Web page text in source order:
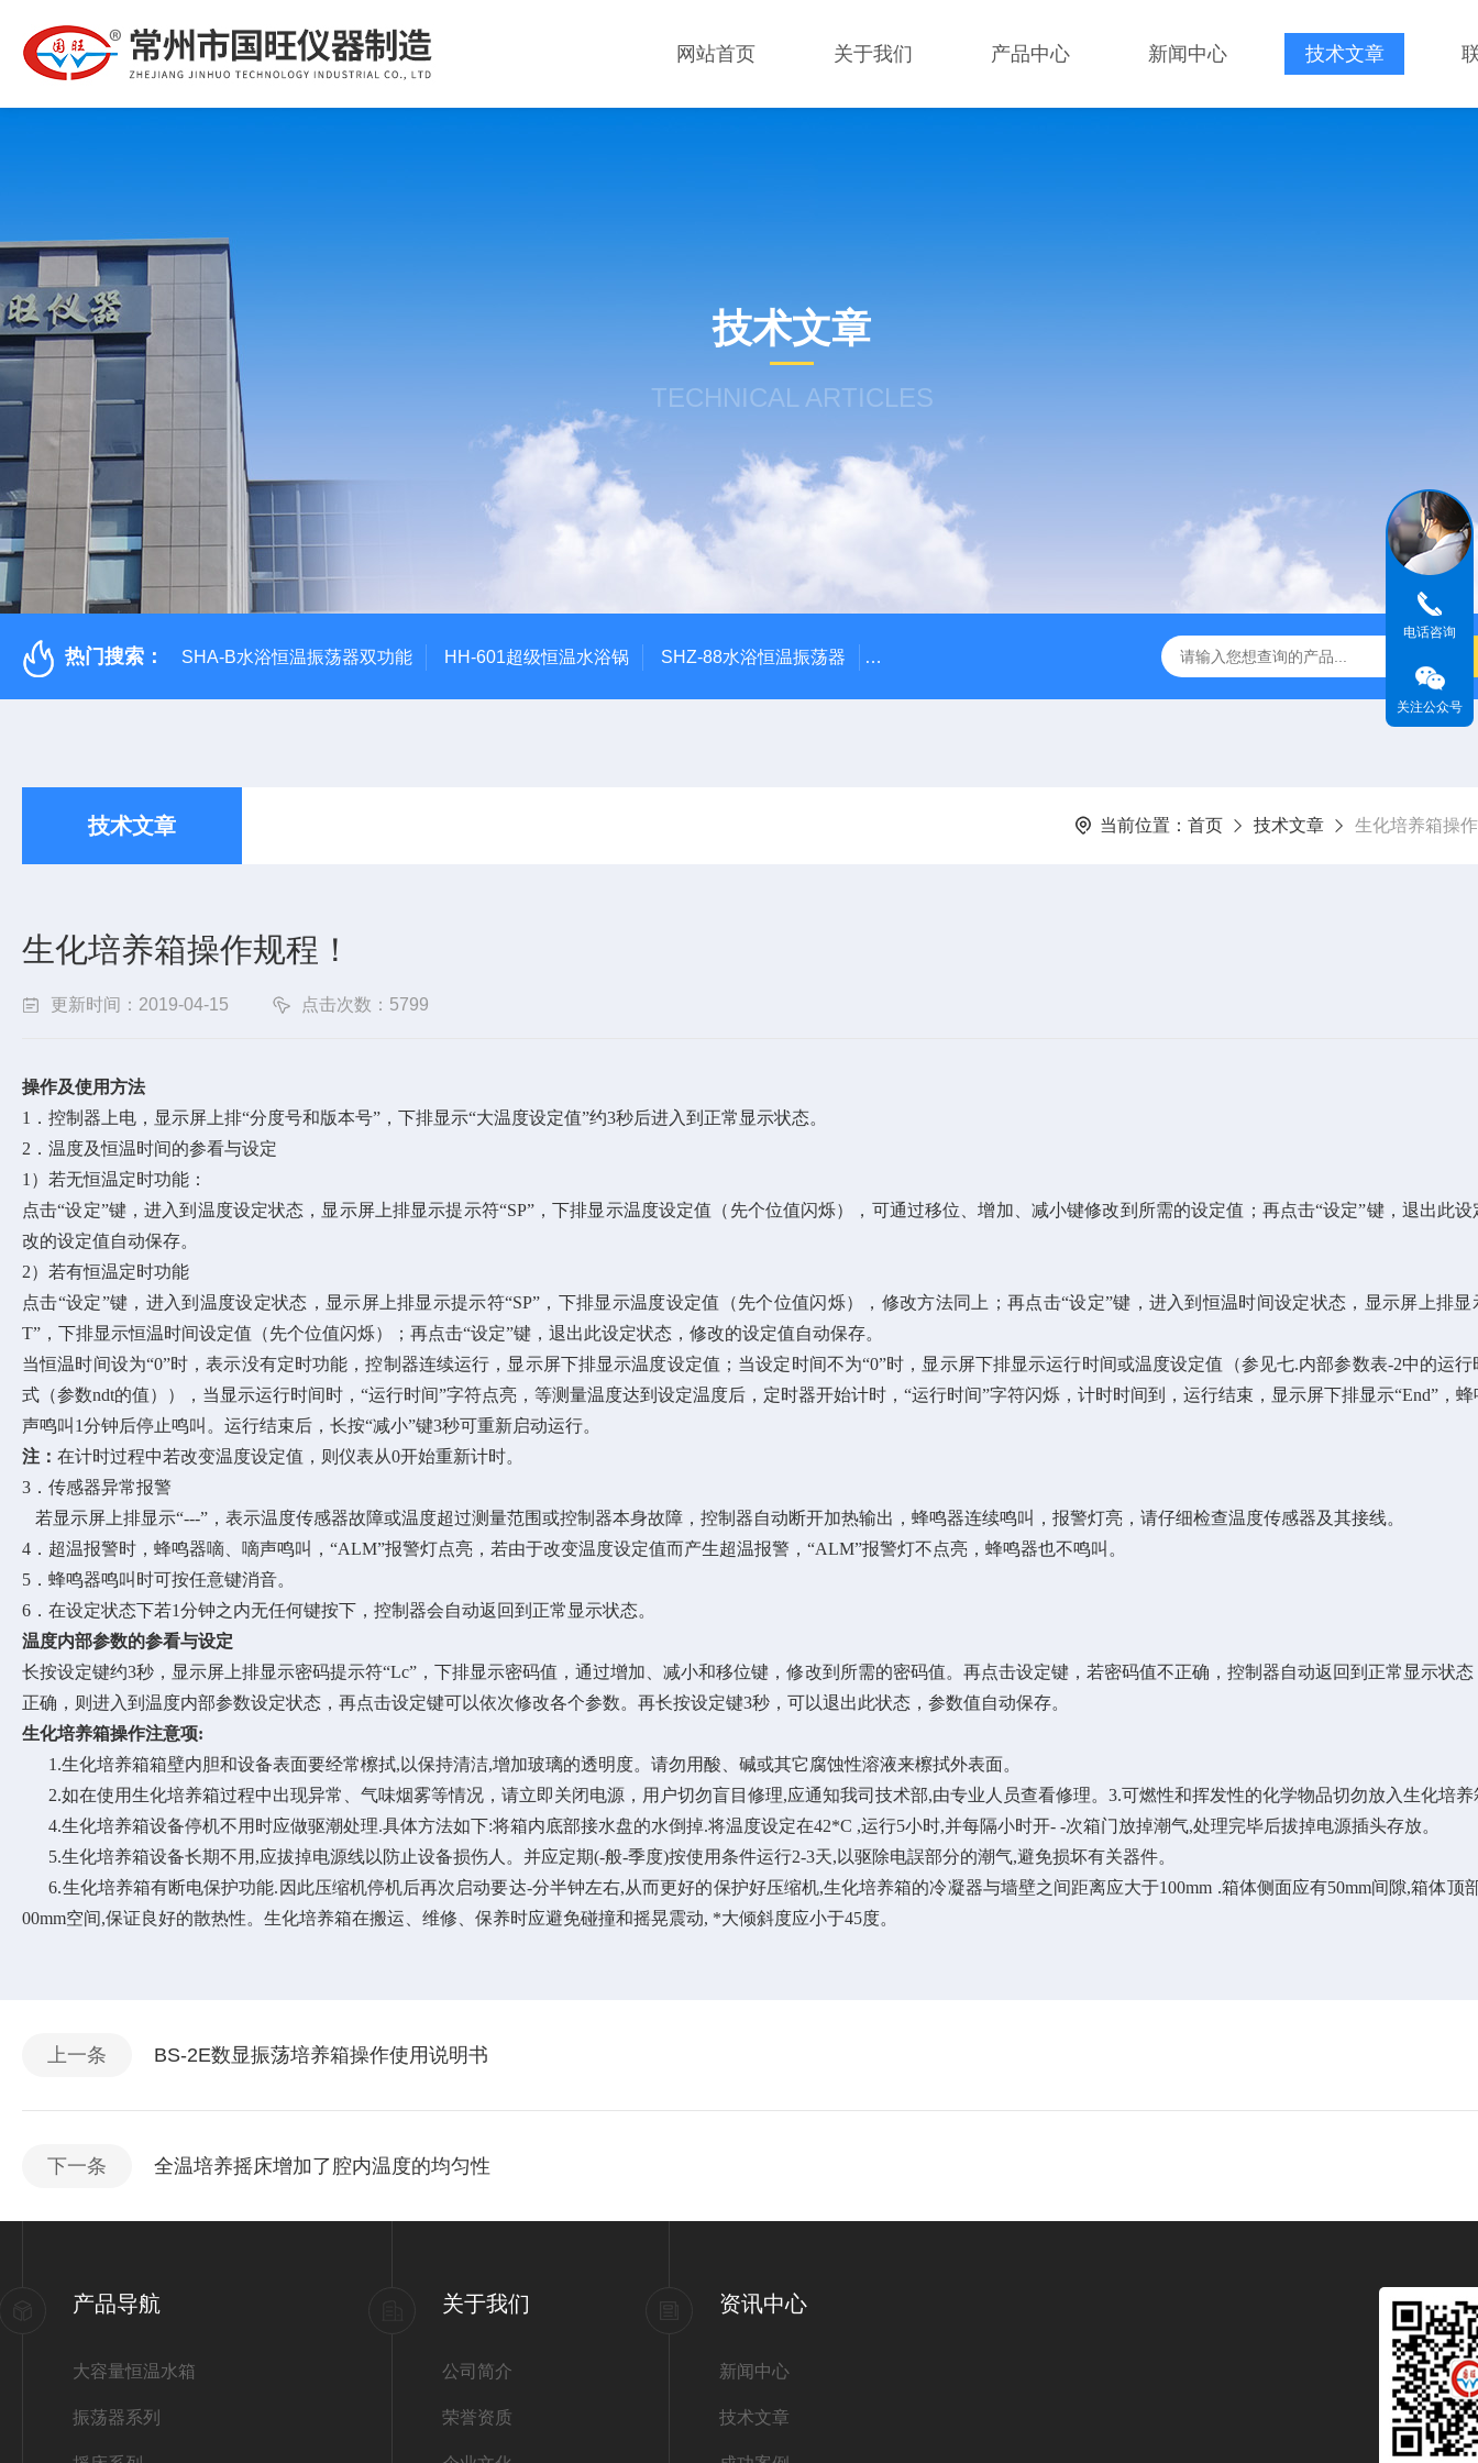
网站首页 关于我们 产品中心 新闻中心 技术文章
技术文章
TECHNICAL ARTICLES
热门搜索： SHA-B水浴恒温振荡器双功能 HH-601超级恒温水浴锅 SHZ-88水浴恒温振荡器 HZQ-2水浴全温振荡器 THZ-82A气浴恒温振荡器价格
技术文章 当前位置： 首页 技术文章 生化培养箱操
生化培养箱操作规程！
更新时间：2019-04-15 点击次数：5799
操作及使用方法
1．控制器上电，显示屏上排“分度号和版本号”，下排显示“大温度设定值”约3秒后进入到正常显示状态。
2．温度及恒温时间的参看与设定
1）若无恒温定时功能：
点击“设定”键，进入到温度设定状态，显示屏上排显示提示符“SP”，下排显示温度设定值（先个位值闪烁），可通过移位、增加、减小键修改到所需的设定值；再点击“设定”键，退出此
改的设定值自动保存。
2）若有恒温定时功能
点击“设定”键，进入到温度设定状态，显示屏上排显示提示符“SP”，下排显示温度设定值（先个位值闪烁），修改方法同上；再点击“设定”键，进入到恒温时间设定状态，显示屏上排显
T”，下排显示恒温时间设定值（先个位值闪烁）；再点击“设定”键，退出此设定状态，修改的设定值自动保存。
当恒温时间设为“0”时，表示没有定时功能，控制器连续运行，显示屏下排显示温度设定值；当设定时间不为“0”时，显示屏下排显示运行时间或温度设定值（参见七.内部参数表-2中的运
式（参数ndt的值）），当显示运行时间时，“运行时间”字符点亮，等测量温度达到设定温度后，定时器开始计时，“运行时间”字符闪烁，计时时间到，运行结束，显示屏下排显示“End”，
声鸣叫1分钟后停止鸣叫。运行结束后，长按“减小”键3秒可重新启动运行。
注： 在计时过程中若改变温度设定值，则仪表从0开始重新计时。
3．传感器异常报警
若显示屏上排显示“---”，表示温度传感器故障或温度超过测量范围或控制器本身故障，控制器自动断开加热输出，蜂鸣器连续鸣叫，报警灯亮，请仔细检查温度传感器及其接线。
4．超温报警时，蜂鸣器嘀、嘀声鸣叫，“ALM”报警灯点亮，若由于改变温度设定值而产生超温报警，“ALM”报警灯不点亮，蜂鸣器也不鸣叫。
5．蜂鸣器鸣叫时可按任意键消音。
6．在设定状态下若1分钟之内无任何键按下，控制器会自动返回到正常显示状态。
温度内部参数的参看与设定
长按设定键约3秒，显示屏上排显示密码提示符“Lc”，下排显示密码值，通过增加、减小和移位键，修改到所需的密码值。再点击设定键，若密码值不正确，控制器自动返回到正常显示状
正确，则进入到温度内部参数设定状态，再点击设定键可以依次修改各个参数。再长按设定键3秒，可以退出此状态，参数值自动保存。
生化培养箱操作注意项:
1.生化培养箱箱壁内胆和设备表面要经常檫拭,以保持清洁,增加玻璃的透明度。请勿用酸、碱或其它腐蚀性溶液来檫拭外表面。
2.如在使用生化培养箱过程中出现异常、气味烟雾等情况，请立即关闭电源，用户切勿盲目修理,应通知我司技术部,由专业人员查看修理。3.可燃性和挥发性的化学物品切勿放入生化培养
4.生化培养箱设备停机不用时应做驱潮处理.具体方法如下:将箱内底部接水盘的水倒掉.将温度设定在42*C ,运行5小时,并每隔小时开- -次箱门放掉潮气,处理完毕后拔掉电源插头存放。
5.生化培养箱设备长期不用,应拔掉电源线以防止设备损伤人。并应定期(-般-季度)按使用条件运行2-3天,以驱除电誤部分的潮气,避免损坏有关器件。
6.生化培养箱有断电保护功能.因此压缩机停机后再次启动要达-分半钟左右,从而更好的保护好压缩机,生化培养箱的冷凝器与墙壁之间距离应大于100mm .箱体侧面应有50mm间隙,箱体顶
00mm空间,保证良好的散热性。生化培养箱在搬运、维修、保养时应避免碰撞和摇晃震动, *大倾斜度应小于45度。
上一条 BS-2E数显振荡培养箱操作使用说明书
下一条 全温培养摇床增加了腔内温度的均匀性
产品导航
大容量恒温水箱
振荡器系列
关于我们
公司简介
荣誉资质
资讯中心
新闻中心
技术文章
电话咨询
关注公众号